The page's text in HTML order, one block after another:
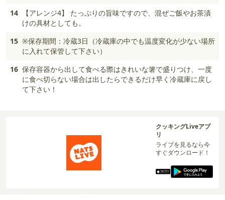
14
【アレンジ4】 たっぷりの旨味ですので、混ぜご飯やお茶漬
けの具材としても。
15 ※保存期間：冷蔵3日（冷蔵庫の中でも温度変化が少ない場所
に入れて保管して下さい）
16 保存容器から出して食べる際はきれいな箸で盛りつけ、一度
に食べ切らない場合は出したらできるだけ早く冷蔵庫に戻し
て下さい！
クッキングLiveアプ
リ
ライブを見るなら今
すぐダウンロード！